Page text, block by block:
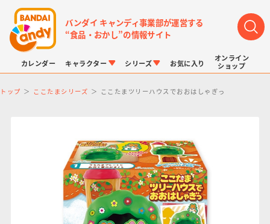
バンダイ キャンディ事業部が運営する
“食品・おかし”の情報サイト
カレンダー キャラクター
LINK TRAVELERS プリキュアシリーズ ドラゴンボール
シリーズ
チョコボックス チョコサプ ポケモンキッズ
お気に入り
オンライン
ショップ
トップ ここたまシリーズ ここたまツリーハウスでおおはしゃぎっ